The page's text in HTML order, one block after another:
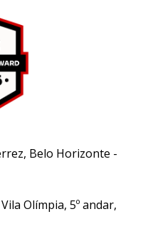
Belo Horizonte -
Olímpia, 5º andar,